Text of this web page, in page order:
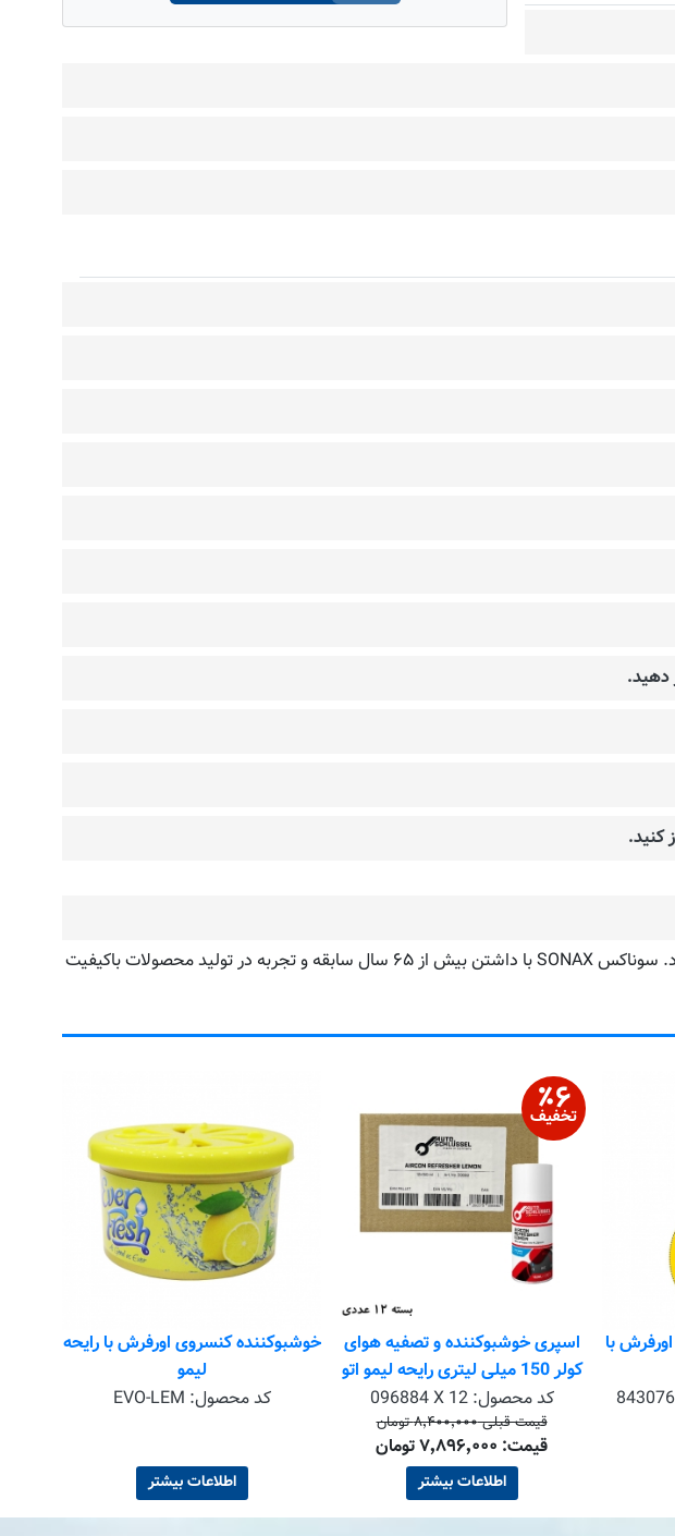
دهید.
وقتی صحبت از محصولات نگهداری اتومبیل با تکنولوژی روز می شود، سوناکس SONAX در رتبه اول قرار دارد. سوناکس SONAX با داشتن بیش از ۶۵ سال سابقه و تجربه در تولید محصولات باکیفیت
با
۶٪
تخفیف
اسپری خوشبوکننده و تصفیه هوای
کولر 150 میلی لیتری رایحه لیمو اتو
عددی
کد محصول:096884 X 12
قیمت قبلی ۸٬۴۰۰٬۰۰۰ تومان
قیمت: ۷٬۸۹۶٬۰۰۰ تومان
اطلاعات بیشتر
خوشبوکننده کنسروی اورفرش با رایحه
لیمو
کد محصول: EVO-LEM
اطلاعات بیشتر